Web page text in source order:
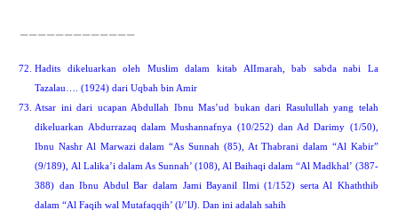
—————————————
Hadits dikeluarkan oleh Muslim dalam kitab AlImarah, bab sabda nabi La
Tazalau…. (1924) dari Uqbah bin Amir
Atsar ini dari ucapan Abdullah Ibnu Mas’ud bukan dari Rasulullah yang telah
dikeluarkan Abdurrazaq dalam Mushannafnya (10/252) dan Ad Darimy (1/50),
Ibnu Nashr Al Marwazi dalam “As Sunnah (85), At Thabrani dalam “Al Kabir”
(9/189), Al Lalika’i dalam As Sunnah’ (108), Al Baihaqi dalam “Al Madkhal’ (387-
388) dan Ibnu Abdul Bar dalam Jami Bayanil Ilmi (1/152) serta Al Khaththib
dalam “Al Faqih wal Mutafaqqih’ (l/’lJ). Dan ini adalah sahih